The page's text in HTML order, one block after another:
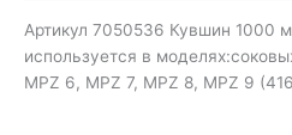
Артикул 7050536 Кувшин 1000
используется в
MPZ 6, MPZ 7, MPZ 8, MPZ 9